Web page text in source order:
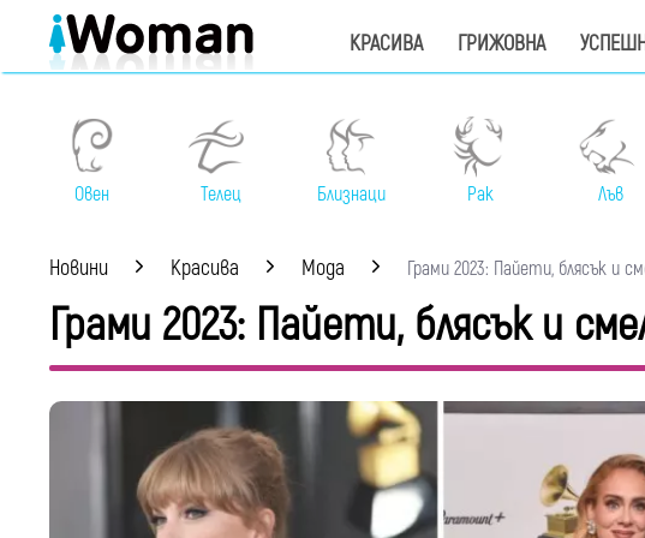
КРАСИВА ГРИЖОВНА
Овен Телец Близнаци Рак Лъв
Новини Красива Мода Грами 2023: Пайети, блясък и
Грами 2023: Пайети, блясък и